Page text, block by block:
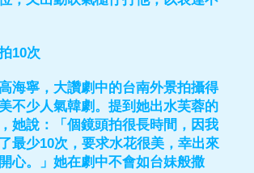
10次
海寧，大讚劇中的台南外景拍攝得
不少人氣韓劇。提到她出水芙蓉的
她說：「個鏡頭拍很長時間，因我
最少10次，要求水花很美，幸出來
心。」她在劇中不會如台妹般撒